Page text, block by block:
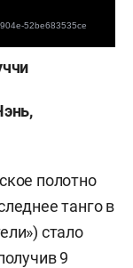
полотно
танго в
стало
9